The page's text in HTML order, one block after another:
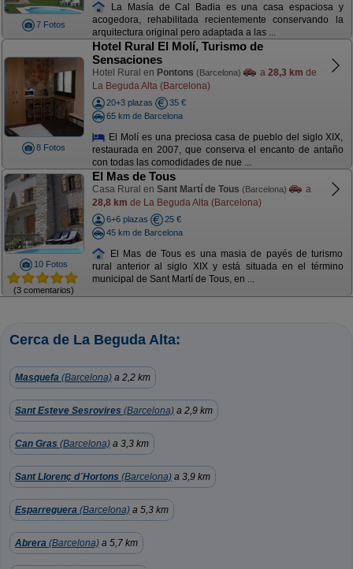
7 Fotos
La Masía de Cal Badia es una casa espaciosa y
acogedora, rehabilitada recientemente conservando la
arquitectura original pero adaptada a las ...
8 Fotos
Hotel Rural El Molí, Turismo de
Sensaciones
Hotel Rural en Pontons (Barcelona) a 28,3 km de
La Beguda Alta (Barcelona)
20+3 plazas
35 €
65 km de Barcelona
El Molí es una preciosa casa de pueblo del siglo XIX,
restaurada en 2007, que conserva el encanto de antaño
con todas las comodidades de nue ...
10 Fotos
(3 comentarios)
El Mas de Tous
Casa Rural en Sant Martí de Tous (Barcelona)
a
28,8 km de La Beguda Alta (Barcelona)
6+6 plazas
25 €
45 km de Barcelona
El Mas de Tous es una masia de payés de turismo
rural anterior al siglo XIX y está situada en el término
municipal de Sant Martí de Tous, en ...
Cerca de La Beguda Alta:
Masquefa (Barcelona) a 2,2 km
Sant Esteve Sesrovires (Barcelona) a 2,9 km
Can Gras (Barcelona) a 3,3 km
Sant Llorenç d´Hortons (Barcelona) a 3,9 km
Esparreguera (Barcelona) a 5,3 km
Abrera (Barcelona) a 5,7 km